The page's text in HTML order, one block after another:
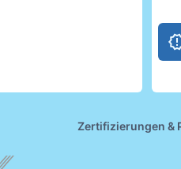
Zertifizierungen &